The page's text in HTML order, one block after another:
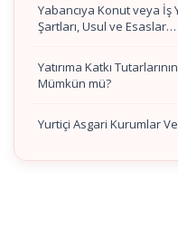
Yabancıya Konut veya İş
Şartları, Usul ve Esaslar…
Yatırıma Katkı
Mümkün mü?
Yurtiçi Asgari Kurumlar